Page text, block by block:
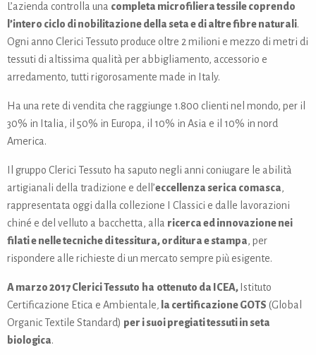
L’azienda controlla una completa microfiliera tessile coprendo
l’intero ciclo di nobilitazione della seta e di altre fibre naturali.
Ogni anno Clerici Tessuto produce oltre 2 milioni e mezzo di metri di
tessuti di altissima qualità per abbigliamento, accessorio e
arredamento, tutti rigorosamente made in Italy.
Ha una rete di vendita che raggiunge 1.800 clienti nel mondo, per il
30% in Italia, il 50% in Europa, il 10% in Asia e il 10% in nord
America.
Il gruppo Clerici Tessuto ha saputo negli anni coniugare le abilità
artigianali della tradizione e dell’eccellenza serica comasca,
rappresentata oggi dalla collezione I Classici e dalle lavorazioni
chiné e del velluto a bacchetta, alla ricerca ed innovazione nei
filati e nelle tecniche di tessitura, orditura e stampa, per
rispondere alle richieste di un mercato sempre più esigente.
A marzo 2017 Clerici Tessuto ha ottenuto da ICEA, Istituto
Certificazione Etica e Ambientale, la certificazione GOTS (Global
Organic Textile Standard) per i suoi pregiati tessuti in seta
biologica.